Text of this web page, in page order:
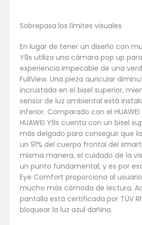
Sobrepasa los límites visuales
En lugar de tener un diseño con
Y9s utiliza una cámara pop up
experiencia impecable de una
FullView. Una pieza auricular
incrustada en el bisel superior,
sensor de luz ambiental está
inferior. Comparado con el HUAWEI
HUAWEI Y9s cuenta con un bisel
más delgado para conseguir que
un 91% del cuerpo frontal del
misma manera, el cuidado de la
un punto fundamental, y es por
Eye Comfort proporciona al
mucho más cómoda de lectura.
pantalla está certificada por TÜV
bloquear la luz azul dañina.